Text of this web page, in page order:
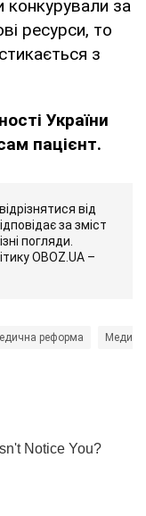
конкурували за
ресурси, то
з
України
пацієнт.
від
за зміст
погляди.
OBOZ.UA –
реформа